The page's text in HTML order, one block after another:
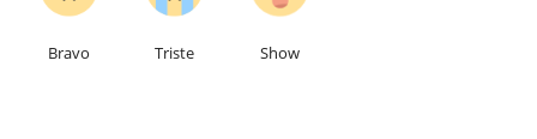
Bravo Triste Show